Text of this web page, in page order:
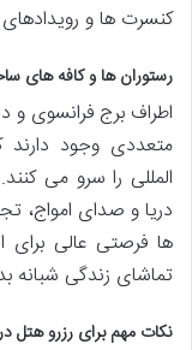
کنسرت ها و
رستوران ها و کافه های
اطراف برج فرانسوی و
متعددی وجود دارند
المللی را سرو می
دریا و صدای امواج،
ها فرصتی عالی
تماشای زندگی شبانه
نکات مهم برای رزرو هتل